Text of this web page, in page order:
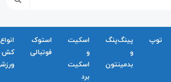
توپ
پینگ‌پنگ
و
بدمينتون
اسکیت
و
اسکیت
برد
استوک
فوتبالی
انواع
کش